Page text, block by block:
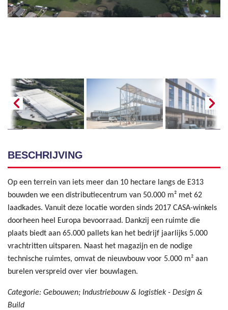
BESCHRIJVING
Op een terrein van iets meer dan 10 hectare langs de E313
bouwden we een distributiecentrum van 50.000 m² met 62
laadkades. Vanuit deze locatie worden sinds 2017 CASA-winkels
doorheen heel Europa bevoorraad. Dankzij een ruimte die
plaats biedt aan 65.000 pallets kan het bedrijf jaarlijks 5.000
vrachtritten uitsparen. Naast het magazijn en de nodige
technische ruimtes, omvat de nieuwbouw voor 5.000 m² aan
burelen verspreid over vier bouwlagen.
Categorie: Gebouwen; Industriebouw & logistiek - Design &
Build